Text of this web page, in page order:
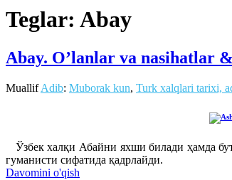
Teglar: Abay
Abay. O’lanlar va nasihatlar
MuallifAdib: Muborak kun, Turk xalqlari tarixi,
Ўзбек халқи Абайни яхши билади ҳамда
гуманисти сифатида қадрлайди.
Davomini o'qish